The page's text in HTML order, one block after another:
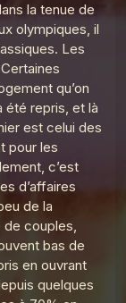
la tenue de
olympiques, il
Les
qu’on
repris, et là
est celui des
pour les
c’est
d’affaires
de la
de couples,
bas de
en ouvrant
quelques